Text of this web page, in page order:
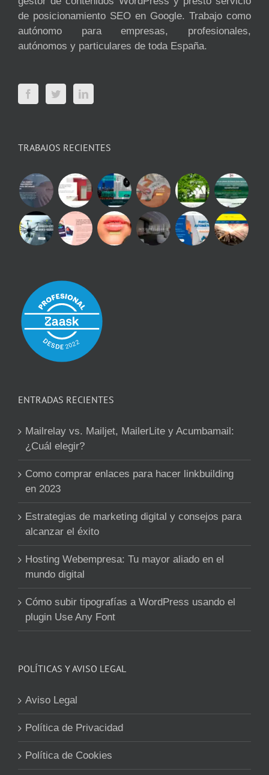
de posicionamiento SEO en Google. Trabajo como
autónomo para empresas, profesionales,
autónomos y particulares de toda España.
TRABAJOS RECIENTES
ENTRADAS RECIENTES
Mailrelay vs. Mailjet, MailerLite y Acumbamail:
¿Cuál elegir?
Como comprar enlaces para hacer linkbuilding
en 2023
Estrategias de marketing digital y consejos para
alcanzar el éxito
Hosting Webempresa: Tu mayor aliado en el
mundo digital
Cómo subir tipografías a WordPress usando el
plugin Use Any Font
POLÍTICAS Y AVISO LEGAL
Aviso Legal
Política de Privacidad
Política de Cookies